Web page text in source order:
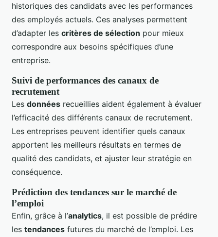
historiques des candidats avec les performances
des employés actuels. Ces analyses permettent
d’adapter les critères de sélection pour mieux
correspondre aux besoins spécifiques d’une
entreprise.
Suivi de performances des canaux de
recrutement
Les données recueillies aident également à évaluer
l’efficacité des différents canaux de recrutement.
Les entreprises peuvent identifier quels canaux
apportent les meilleurs résultats en termes de
qualité des candidats, et ajuster leur stratégie en
conséquence.
Prédiction des tendances sur le marché de
l’emploi
Enfin, grâce à l’analytics, il est possible de prédire
les tendances futures du marché de l’emploi. Les